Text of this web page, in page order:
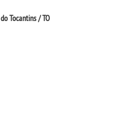
Tocantins / TO